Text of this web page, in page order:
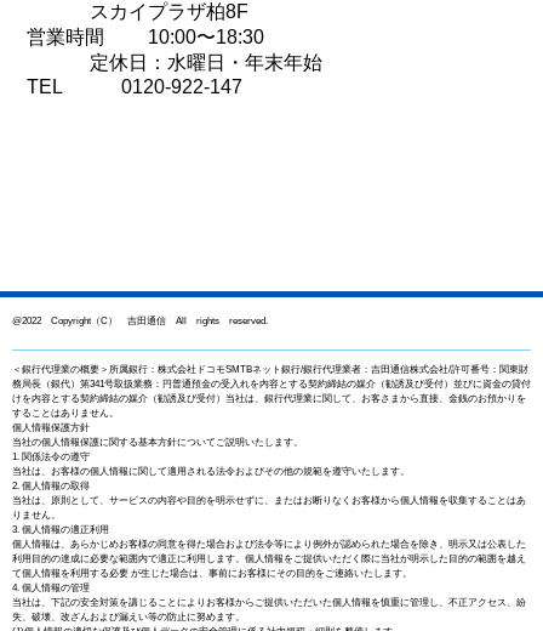
スカイプラザ柏8F
営業時間 10:00〜18:30
定休日：水曜日・年末年始
TEL 0120-922-147
@2022 Copyright（C） 吉田通信 All rights reserved.
＜銀行代理業の概要＞所属銀行：株式会社ドコモSMTBネット銀行/銀行代理業者：吉田通信株式会社/許可番号：関東財
務局長（銀代）第341号取扱業務：円普通預金の受入れを内容とする契約締結の媒介（勧誘及び受付）並びに資金の貸付
けを内容とする契約締結の媒介（勧誘及び受付）当社は、銀行代理業に関して、お客さまから直接、金銭のお預かりを
することはありません。
個人情報保護方針
当社の個人情報保護に関する基本方針についてご説明いたします。
1. 関係法令の遵守
当社は、お客様の個人情報に関して適用される法令およびその他の規範を遵守いたします。
2. 個人情報の取得
当社は、原則として、サービスの内容や目的を明示せずに、またはお断りなくお客様から個人情報を収集することはあ
りません。
3. 個人情報の適正利用
個人情報は、あらかじめお客様の同意を得た場合および法令等により例外が認められた場合を除き、明示又は公表した
利用目的の達成に必要な範囲内で適正に利用します。個人情報をご提供いただく際に当社が明示した目的の範囲を越え
て個人情報を利用する必要 が生じた場合は、事前にお客様にその目的をご連絡いたします。
4. 個人情報の管理
当社は、下記の安全対策を講じることによりお客様からご提供いただいた個人情報を慎重に管理し、不正アクセス、紛
失、破壊、改ざんおよび漏えい等の防止に努めます。